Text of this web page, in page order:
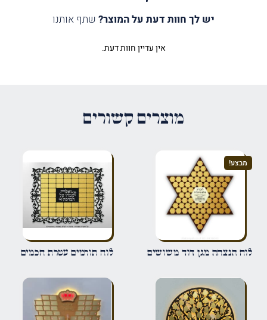
יש לך חוות דעת על המוצר? שתף אותנו
הביקורת שלך*
שם*
אימייל*
אין עדיין חוות דעת.
מוצרים קשורים
מבצע!
לוח הנצחה מגן דוד משושים לוח תורמים עטרת חכמים